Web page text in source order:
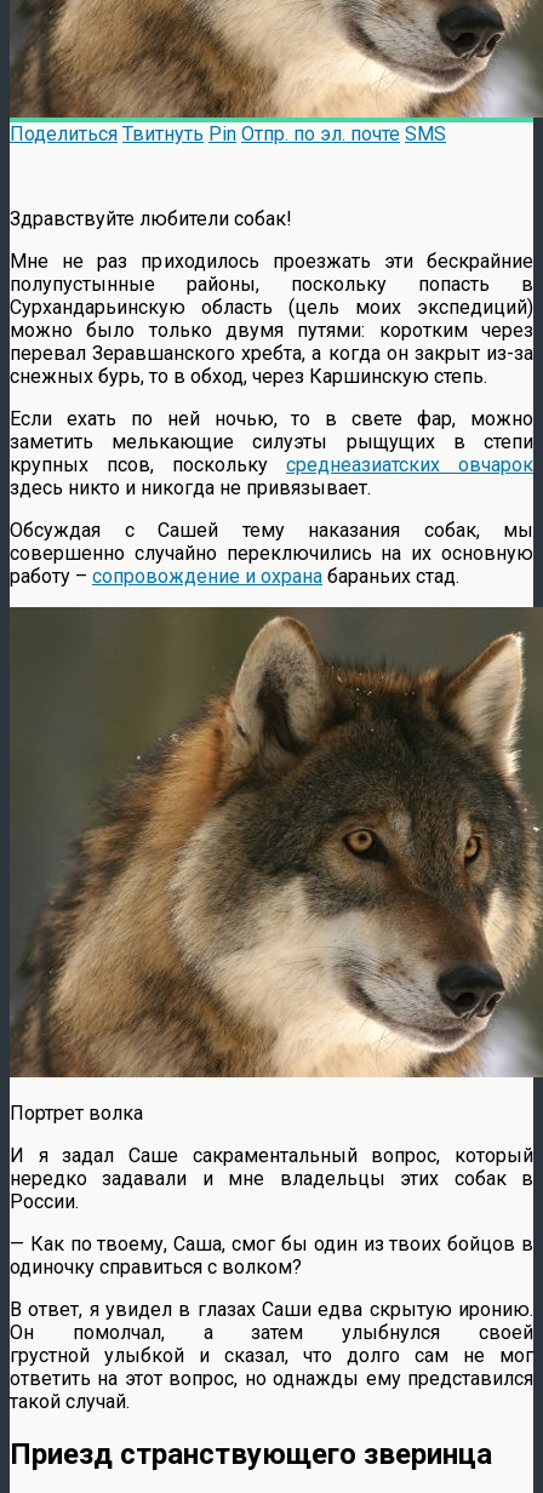
Поделиться Твитнуть Pin Отпр. по эл. почте SMS
Здравствуйте любители собак!
Мне не раз приходилось проезжать эти бескрайние
полупустынные районы, поскольку попасть в
Сурхандарьинскую область (цель моих экспедиций)
можно было только двумя путями: коротким через
перевал Зеравшанского хребта, а когда он закрыт из-за
снежных бурь, то в обход, через Каршинскую степь.
Если ехать по ней ночью, то в свете фар, можно
заметить мелькающие силуэты рыщущих в степи
крупных псов, поскольку среднеазиатских овчарок
здесь никто и никогда не привязывает.
Обсуждая с Сашей тему наказания собак, мы
совершенно случайно переключились на их основную
работу – сопровождение и охрана бараньих стад.
Портрет волка
И я задал Саше сакраментальный вопрос, который
нередко задавали и мне владельцы этих собак в
России.
— Как по твоему, Саша, смог бы один из твоих бойцов в
одиночку справиться с волком?
В ответ, я увидел в глазах Саши едва скрытую иронию.
Он помолчал, а затем улыбнулся своей
грустной улыбкой и сказал, что долго сам не мог
ответить на этот вопрос, но однажды ему представился
такой случай.
Приезд странствующего зверинца